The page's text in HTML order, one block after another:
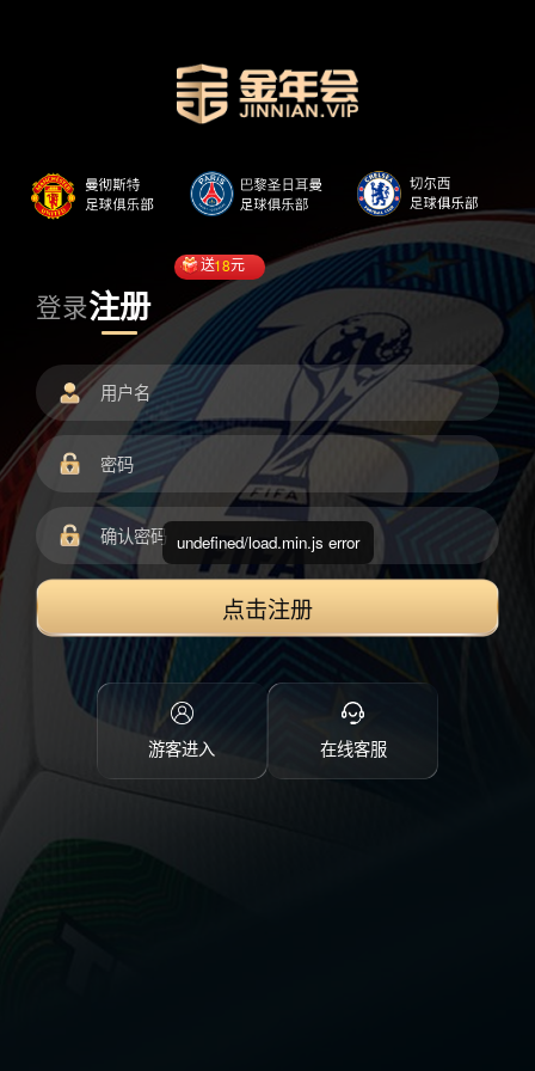
登录注册
送18元
点击注册
游客进入 在线客服
undefined/load.min.js error